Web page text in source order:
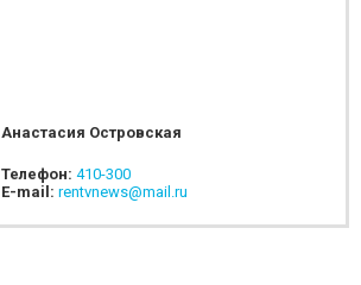
Анастасия Островская
Телефон: 410-300
E-mail: rentvnews@mail.ru